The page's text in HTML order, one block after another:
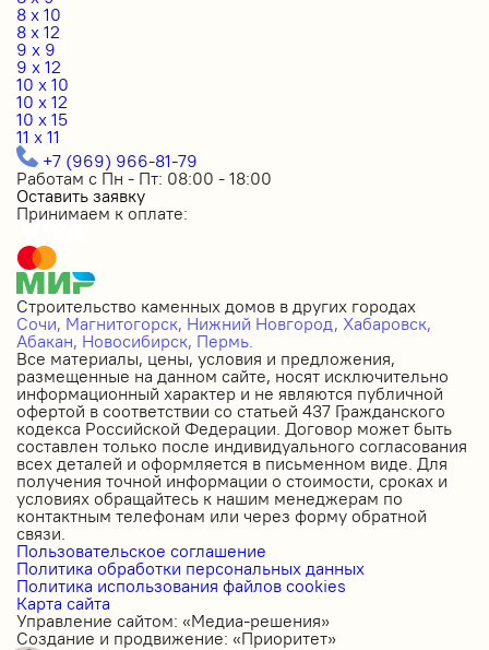
8 x 10
8 x 12
9 x 9
9 x 12
10 x 10
10 x 12
10 x 15
11 x 11
+7 (969) 966-81-79
Работам с Пн - Пт: 08:00 - 18:00
Оставить заявку
Принимаем к оплате:
Строительство каменных домов в других городах
Сочи, Магнитогорск, Нижний Новгород, Хабаровск,
Абакан, Новосибирск, Пермь.
Все материалы, цены, условия и предложения,
размещенные на данном сайте, носят исключительно
информационный характер и не являются публичной
офертой в соответствии со статьей 437 Гражданского
кодекса Российской Федерации. Договор может быть
составлен только после индивидуального согласования
всех деталей и оформляется в письменном виде. Для
получения точной информации о стоимости, сроках и
условиях обращайтесь к нашим менеджерам по
контактным телефонам или через форму обратной
связи.
Пользовательское соглашение
Политика обработки персональных данных
Политика использования файлов cookies
Карта сайта
Управление сайтом: «Медиа-решения»
Создание и продвижение: «Приоритет»